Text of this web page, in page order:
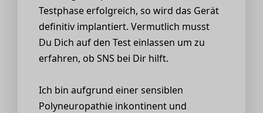
Testphase erfolgreich, so wird das Gerät
definitiv implantiert. Vermutlich musst
Du Dich auf den Test einlassen um zu
erfahren, ob SNS bei Dir hilft.
Ich bin aufgrund einer sensiblen
Polyneuropathie inkontinent und